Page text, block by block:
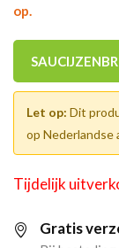
op.
Let op: Dit
op Nederlandse
Tijdelijk
Gratis